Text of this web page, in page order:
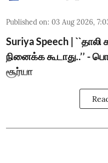
Published on: 03 Aug 2026,
Suriya Speech |
நினைக்க கூடாது..’’ -
சூர்யா